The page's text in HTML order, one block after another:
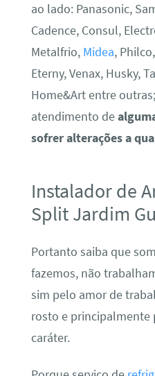
ao lado: Panasonic,
Cadence, Consul,
Metalfrio, Midea,
Eterny, Venax, Husky,
Home&Art entre
atendimento de
sofrer alterações a
Instalador de
Split Jardim
Portanto saiba que
fazemos, não
sim pelo amor de
rosto e principalmente
caráter.